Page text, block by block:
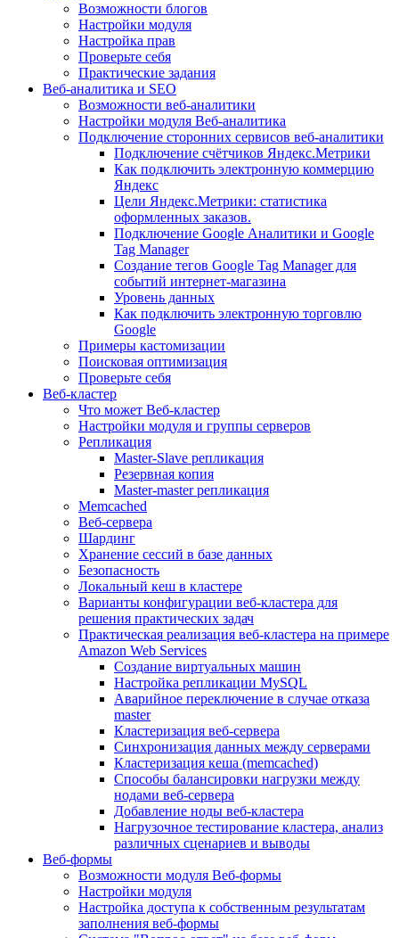
Возможности блогов
Настройки модуля
Настройка прав
Проверьте себя
Практические задания
Веб-аналитика и SEO
Возможности веб-аналитики
Настройки модуля Веб-аналитика
Подключение сторонних сервисов веб-аналитики
Подключение счётчиков Яндекс.Метрики
Как подключить электронную коммерцию
Яндекс
Цели Яндекс.Метрики: статистика
оформленных заказов.
Подключение Google Аналитики и Google
Tag Manager
Создание тегов Google Tag Manager для
событий интернет-магазина
Уровень данных
Как подключить электронную торговлю
Google
Примеры кастомизации
Поисковая оптимизация
Проверьте себя
Веб-кластер
Что может Веб-кластер
Настройки модуля и группы серверов
Репликация
Master-Slave репликация
Резервная копия
Master-master репликация
Memcached
Веб-сервера
Шардинг
Хранение сессий в базе данных
Безопасность
Локальный кеш в кластере
Варианты конфигурации веб-кластера для
решения практических задач
Практическая реализация веб-кластера на примере
Amazon Web Services
Создание виртуальных машин
Настройка репликации MySQL
Аварийное переключение в случае отказа
master
Кластеризация веб-сервера
Синхронизация данных между серверами
Кластеризация кеша (memcached)
Способы балансировки нагрузки между
нодами веб-сервера
Добавление ноды веб-кластера
Нагрузочное тестирование кластера, анализ
различных сценариев и выводы
Веб-формы
Возможности модуля Веб-формы
Настройки модуля
Настройка доступа к собственным результатам
заполнения веб-формы